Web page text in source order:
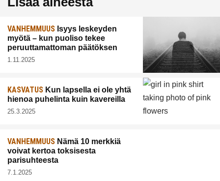
VANHEMMUUS Isyys leskeyden
myötä – kun puoliso tekee
peruuttamattoman päätöksen
1.11.2025
KASVATUS Kun lapsella ei ole yhtä
hienoa puhelinta kuin kavereilla
25.3.2025
VANHEMMUUS Nämä 10 merkkiä
voivat kertoa toksisesta
parisuhteesta
7.1.2025